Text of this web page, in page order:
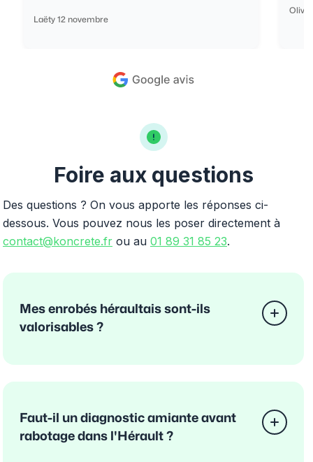
Laëty 12 novembre
Foire aux questions
Des questions ? On vous apporte les réponses ci-
dessous. Vous pouvez nous les poser directement à
contact@koncrete.fr ou au 01 89 31 85 23.
Mes enrobés héraultais sont-ils
valorisables ?
Faut-il un diagnostic amiante avant
rabotage dans l'Hérault ?